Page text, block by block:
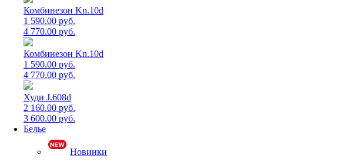
Комбинезон Kn.10d
1 590.00 руб.
4 770.00 руб.
Комбинезон Kn.10d
1 590.00 руб.
4 770.00 руб.
Худи J.608d
2 160.00 руб.
3 600.00 руб.
Белье
Новинки